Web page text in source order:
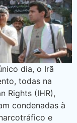
dia, o Irã
todas na
Rights (IHR),
condenadas à
e